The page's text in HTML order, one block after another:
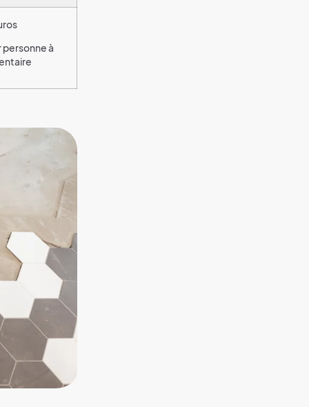
personne à